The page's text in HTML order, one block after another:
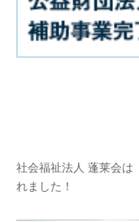
社会福祉法人 蓬莱会は
れました！